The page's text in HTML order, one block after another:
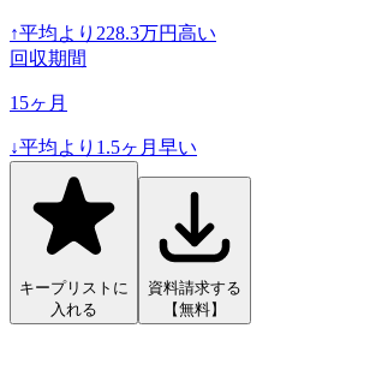
↑平均より 228.3万円高い
回収期間
15ヶ月
↓平均より 1.5ヶ月早い
キープリストに
入れる
資料請求する
【無料】